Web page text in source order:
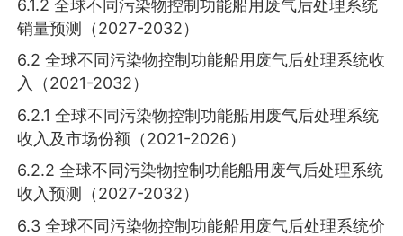
6.1.2 全球不同污染物控制功能船用废气后处理系统
销量预测（2027-2032）
6.2 全球不同污染物控制功能船用废气后处理系统收
入（2021-2032）
6.2.1 全球不同污染物控制功能船用废气后处理系统
收入及市场份额（2021-2026）
6.2.2 全球不同污染物控制功能船用废气后处理系统
收入预测（2027-2032）
6.3 全球不同污染物控制功能船用废气后处理系统价